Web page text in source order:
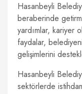
Hasanbeyli
beraberinde
yardımlar, kariyer
faydalar,
gelişimlerini
Hasanbeyli
sektörlerde